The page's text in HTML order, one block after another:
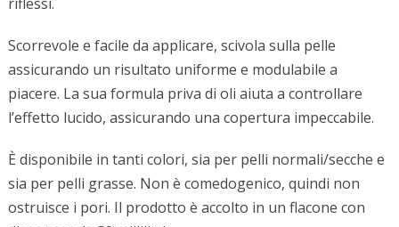
Scorrevole e facile da applicare, scivola sulla pelle
assicurando un risultato uniforme e modulabile a
piacere. La sua formula priva di oli aiuta a controllare
l’effetto lucido, assicurando una copertura impeccabile.
È disponibile in tanti colori, sia per pelli normali/secche e
sia per pelli grasse. Non è comedogenico, quindi non
ostruisce i pori. Il prodotto è accolto in un flacone con